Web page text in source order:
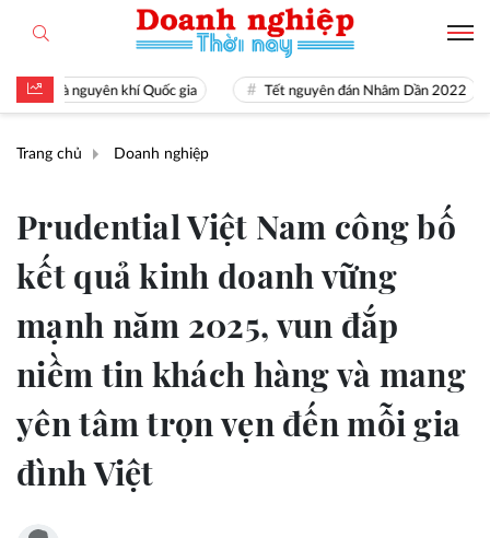
là nguyên khí Quốc gia Tết nguyên đán Nhâm Dần 2022
Trang chủ Doanh nghiệp
Prudential Việt Nam công bố
kết quả kinh doanh vững
mạnh năm 2025, vun đắp
niềm tin khách hàng và mang
yên tâm trọn vẹn đến mỗi gia
đình Việt